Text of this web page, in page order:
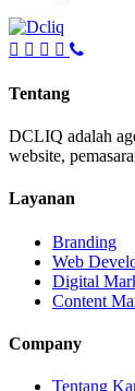
Tentang
DCLIQ adalah
website,
Layanan
Branding
Web
Digital
Content
Company
Tentang